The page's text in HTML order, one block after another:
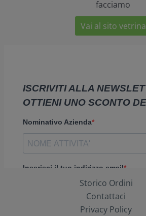
facciamo
Vai al sito vetrina
Storico Ordini
Contattaci
Privacy Policy